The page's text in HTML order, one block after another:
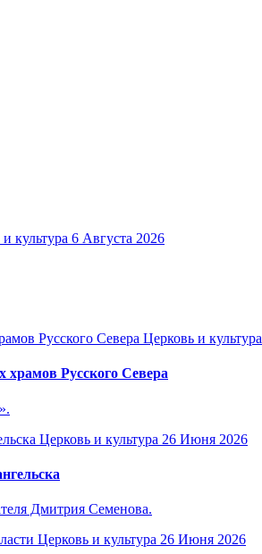
культура 6 Августа 2026
Церковь и культура
Русского Севера
Церковь и культура 26 Июня 2026
Дмитрия Семенова.
Церковь и культура 26 Июня 2026